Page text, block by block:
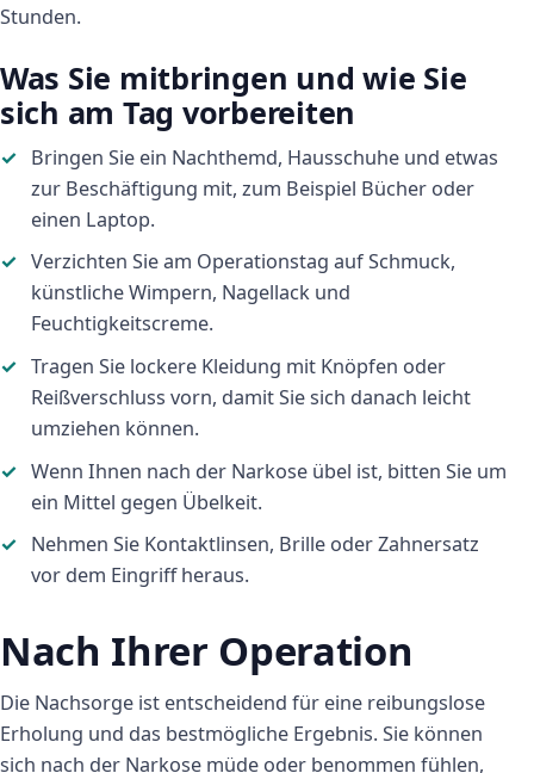
Stunden.
Was Sie mitbringen und wie Sie
sich am Tag vorbereiten
Bringen Sie ein Nachthemd, Hausschuhe und etwas
zur Beschäftigung mit, zum Beispiel Bücher oder
einen Laptop.
Verzichten Sie am Operationstag auf Schmuck,
künstliche Wimpern, Nagellack und
Feuchtigkeitscreme.
Tragen Sie lockere Kleidung mit Knöpfen oder
Reißverschluss vorn, damit Sie sich danach leicht
umziehen können.
Wenn Ihnen nach der Narkose übel ist, bitten Sie um
ein Mittel gegen Übelkeit.
Nehmen Sie Kontaktlinsen, Brille oder Zahnersatz
vor dem Eingriff heraus.
Nach Ihrer Operation
Die Nachsorge ist entscheidend für eine reibungslose
Erholung und das bestmögliche Ergebnis. Sie können
sich nach der Narkose müde oder benommen fühlen,